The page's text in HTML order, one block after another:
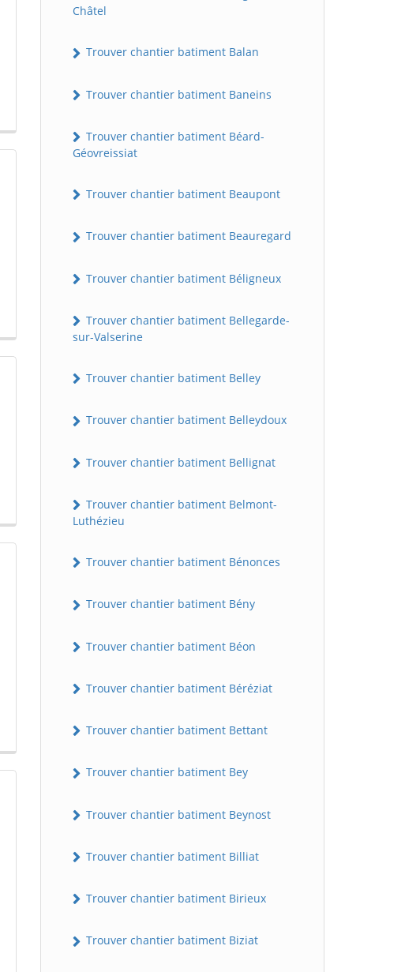
Châtel
Trouver chantier batiment Balan
Trouver chantier batiment Baneins
Trouver chantier batiment Béard-
Géovreissiat
Trouver chantier batiment Beaupont
Trouver chantier batiment Beauregard
Trouver chantier batiment Béligneux
Trouver chantier batiment Bellegarde-
sur-Valserine
Trouver chantier batiment Belley
Trouver chantier batiment Belleydoux
Trouver chantier batiment Bellignat
Trouver chantier batiment Belmont-
Luthézieu
Trouver chantier batiment Bénonces
Trouver chantier batiment Bény
Trouver chantier batiment Béon
Trouver chantier batiment Béréziat
Trouver chantier batiment Bettant
Trouver chantier batiment Bey
Trouver chantier batiment Beynost
Trouver chantier batiment Billiat
Trouver chantier batiment Birieux
Trouver chantier batiment Biziat